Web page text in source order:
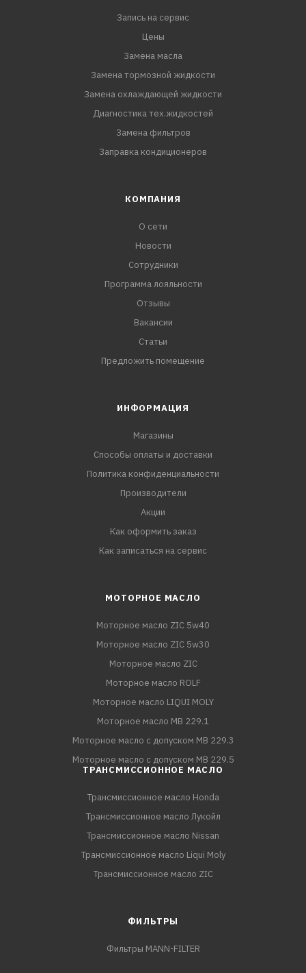
Имеет оптимальные смазывающие свойства;
Соответствует требованиям
стандартам ASTM D 3306, ASTM D 4985
Запись на сервис
Цены
Замена масла
Замена тормозной жидкости
Замена охлаждающей жидкости
Диагностика тех.жидкостей
Замена фильтров
Заправка кондиционеров
КОМПАНИЯ
О сети
Новости
Сотрудники
Программа лояльности
Отзывы
Вакансии
Статьи
Предложить помещение
ИНФОРМАЦИЯ
Магазины
Способы оплаты и доставки
Политика конфиденциальности
Производители
Акции
Как оформить заказ
Как записаться на сервис
МОТОРНОЕ МАСЛО
Моторное масло ZIC 5w40
Моторное масло ZIC 5w30
Моторное масло ZIC
Моторное масло ROLF
Моторное масло LIQUI MOLY
Моторное масло MB 229.1
Моторное масло с допуском MB 229.3
Моторное масло с допуском MB 229.5
ТРАНСМИССИОННОЕ МАСЛО
Трансмиссионное масло Honda
Трансмиссионное масло Лукойл
Трансмиссионное масло Nissan
Трансмиссионное масло Liqui Moly
Трансмиссионное масло ZIC
ФИЛЬТРЫ
Фильтры MANN-FILTER